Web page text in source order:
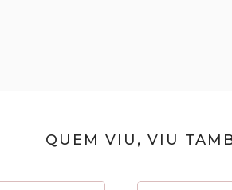
QUEM VIU, VIU